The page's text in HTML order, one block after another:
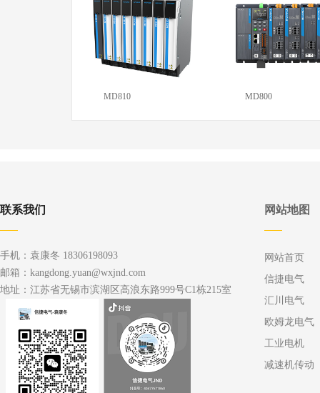
MD810 MD800
联系我们
手机：袁康冬 18306198093
邮箱：kangdong.yuan@wxjnd.com
地址：江苏省无锡市滨湖区高浪东路999号C1栋215室
网站地图
网站首页
信捷电气
汇川电气
欧姆龙电气
工业电机
减速机传动